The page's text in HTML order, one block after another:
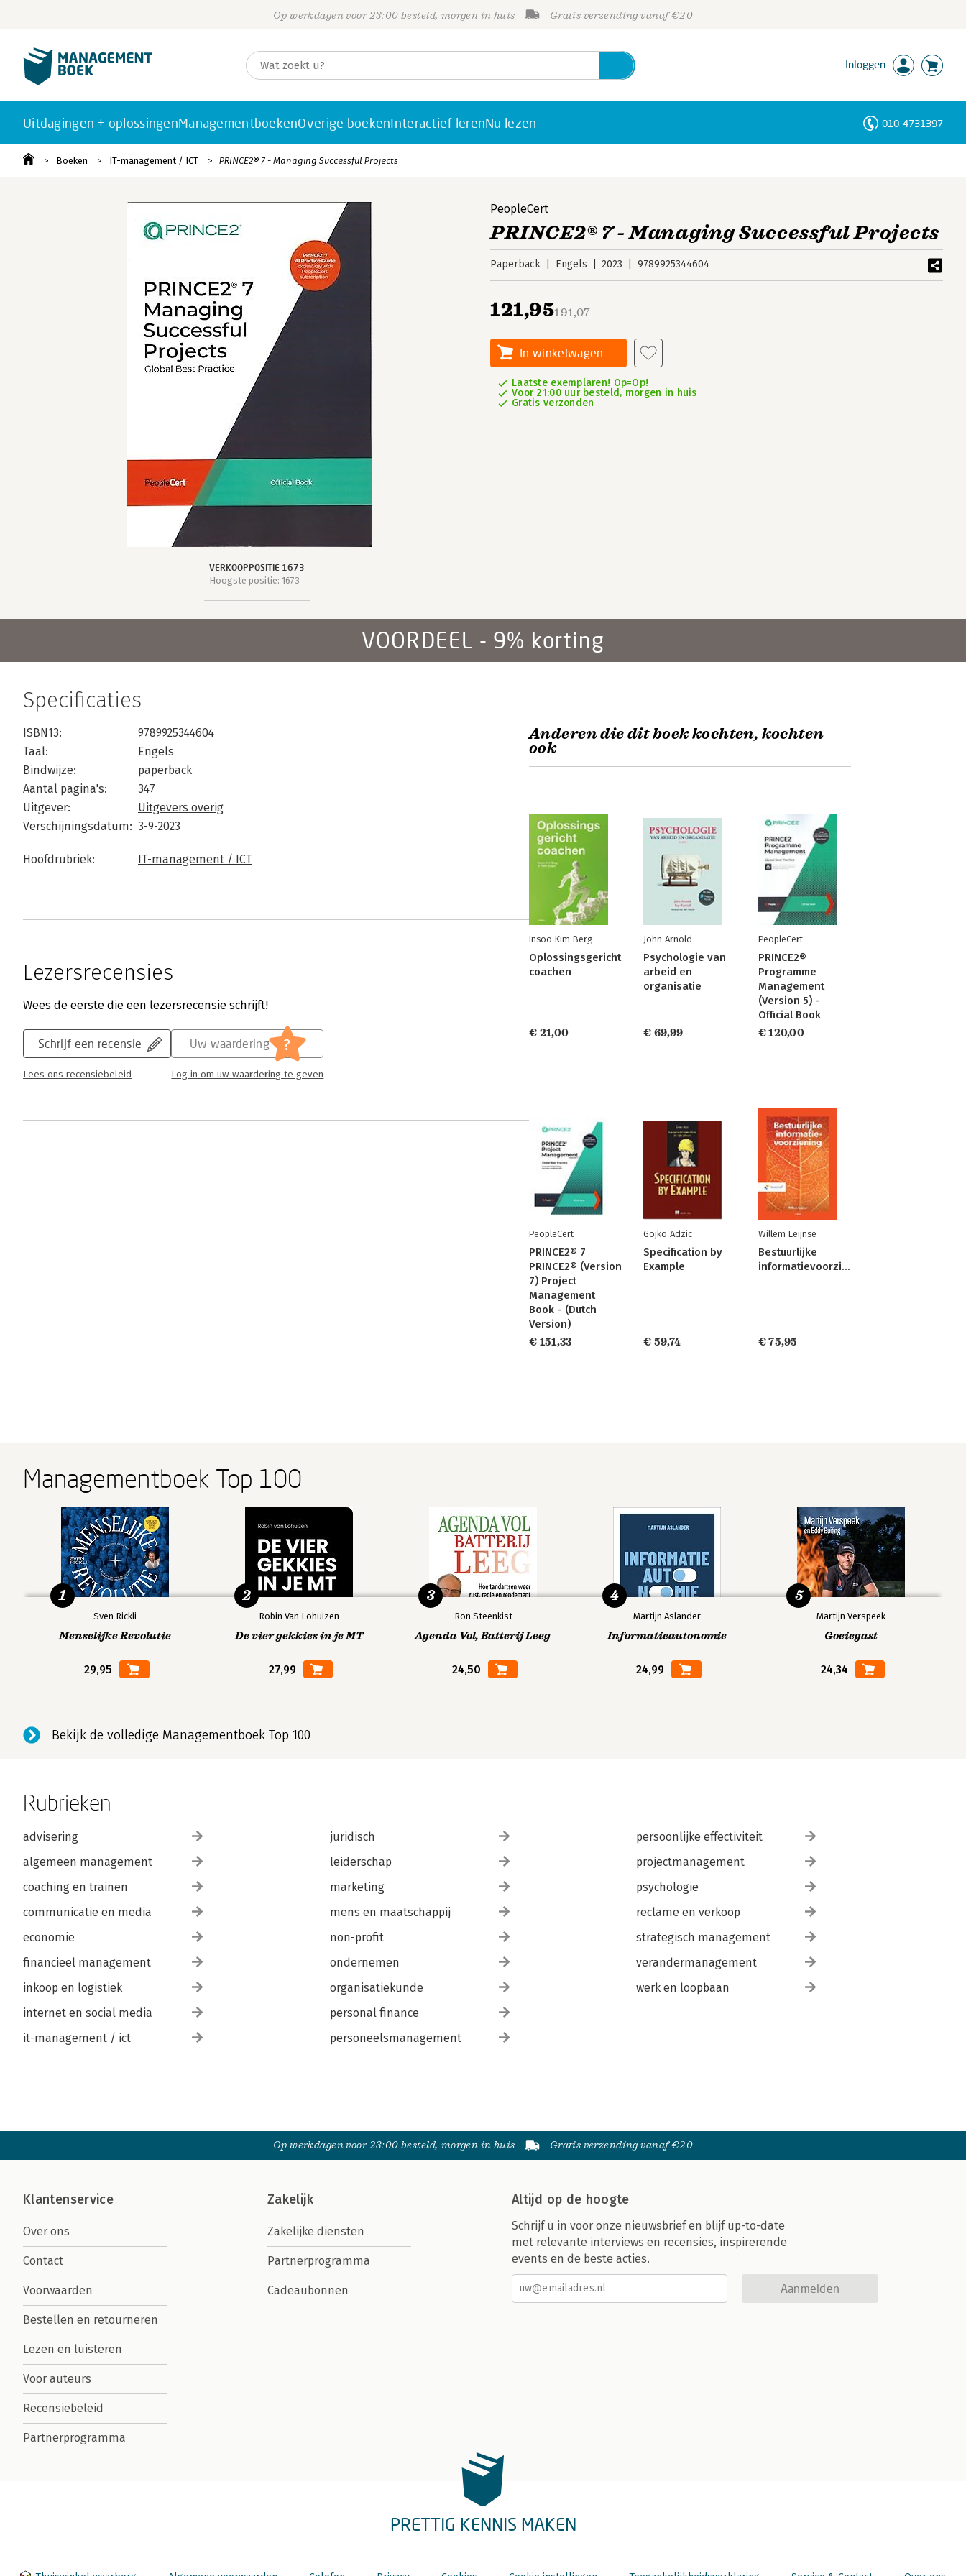
Op werkdagen voor 23:00 besteld, morgen in huis Gratis verzending vanaf €20
Inloggen
Uitdagingen + oplossingenManagementboekenOverige boekenInteractief lerenNu lezen 010-4731397
Boeken IT-management / ICT PRINCE2® 7 - Managing Successful Projects
VERKOOPPOSITIE 1673
Hoogste positie: 1673
PeopleCert
PRINCE2® 7 - Managing Successful Projects
Paperback Engels 2023 9789925344604
191,07
121,95
In winkelwagen
Laatste exemplaren! Op=Op!
Voor 21:00 uur besteld, morgen in huis
Gratis verzonden
VOORDEEL - 9% korting
Specificaties
ISBN13:
9789925344604
Taal:
Engels
Bindwijze:
paperback
Aantal pagina's:
347
Uitgever:
Uitgevers overig
Verschijningsdatum: 3-9-2023
Hoofdrubriek: IT-management / ICT
Lezersrecensies
Wees de eerste die een lezersrecensie schrijft!
Schrijf een recensie
Lees ons recensiebeleid
Uw waardering ?
Log in om uw waardering te geven
Anderen die dit boek kochten, kochten
ook
Insoo Kim Berg
Oplossingsgericht
coachen
€ 21,00
John Arnold
Psychologie van
arbeid en
organisatie
€ 69,99
PeopleCert
PRINCE2®
Programme
Management
(Version 5) -
Official Book
€ 120,00
PeopleCert
PRINCE2® 7
PRINCE2® (Version
7) Project
Management
Book - (Dutch
Version)
€ 151,33
Gojko Adzic
Specification by
Example
€ 59,74
Willem Leijnse
Bestuurlijke
informatievoorziening
€ 75,95
Managementboek Top 100
Sven Rickli
Menselijke Revolutie
29,95
1
Robin Van Lohuizen
De vier gekkies in je MT
27,99
2
Ron Steenkist
Agenda Vol, Batterij Leeg
24,50
3
Martijn Aslander
Informatieautonomie
24,99
4
Martijn Verspeek
Goeiegast
24,34
5
Bekijk de volledige Managementboek Top 100
Rubrieken
advisering
algemeen management
coaching en trainen
communicatie en media
economie
financieel management
inkoop en logistiek
internet en social media
it-management / ict
juridisch
leiderschap
marketing
mens en maatschappij
non-profit
ondernemen
organisatiekunde
personal finance
personeelsmanagement
persoonlijke effectiviteit
projectmanagement
psychologie
reclame en verkoop
strategisch management
verandermanagement
werk en loopbaan
Op werkdagen voor 23:00 besteld, morgen in huis Gratis verzending vanaf €20
Klantenservice
Over ons
Contact
Voorwaarden
Bestellen en retourneren
Lezen en luisteren
Voor auteurs
Recensiebeleid
Partnerprogramma
Zakelijk
Zakelijke diensten
Partnerprogramma
Cadeaubonnen
Altijd op de hoogte
Schrijf u in voor onze nieuwsbrief en blijf up-to-date
met relevante interviews en recensies, inspirerende
events en de beste acties.
Aanmelden
PRETTIG KENNIS MAKEN
Personen